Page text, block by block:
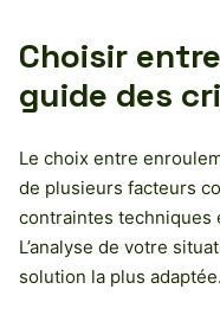
Choisir
guide des
Le choix entre
de plusieurs facteurs
contraintes techniques
L’analyse de votre
solution la plus adaptée.